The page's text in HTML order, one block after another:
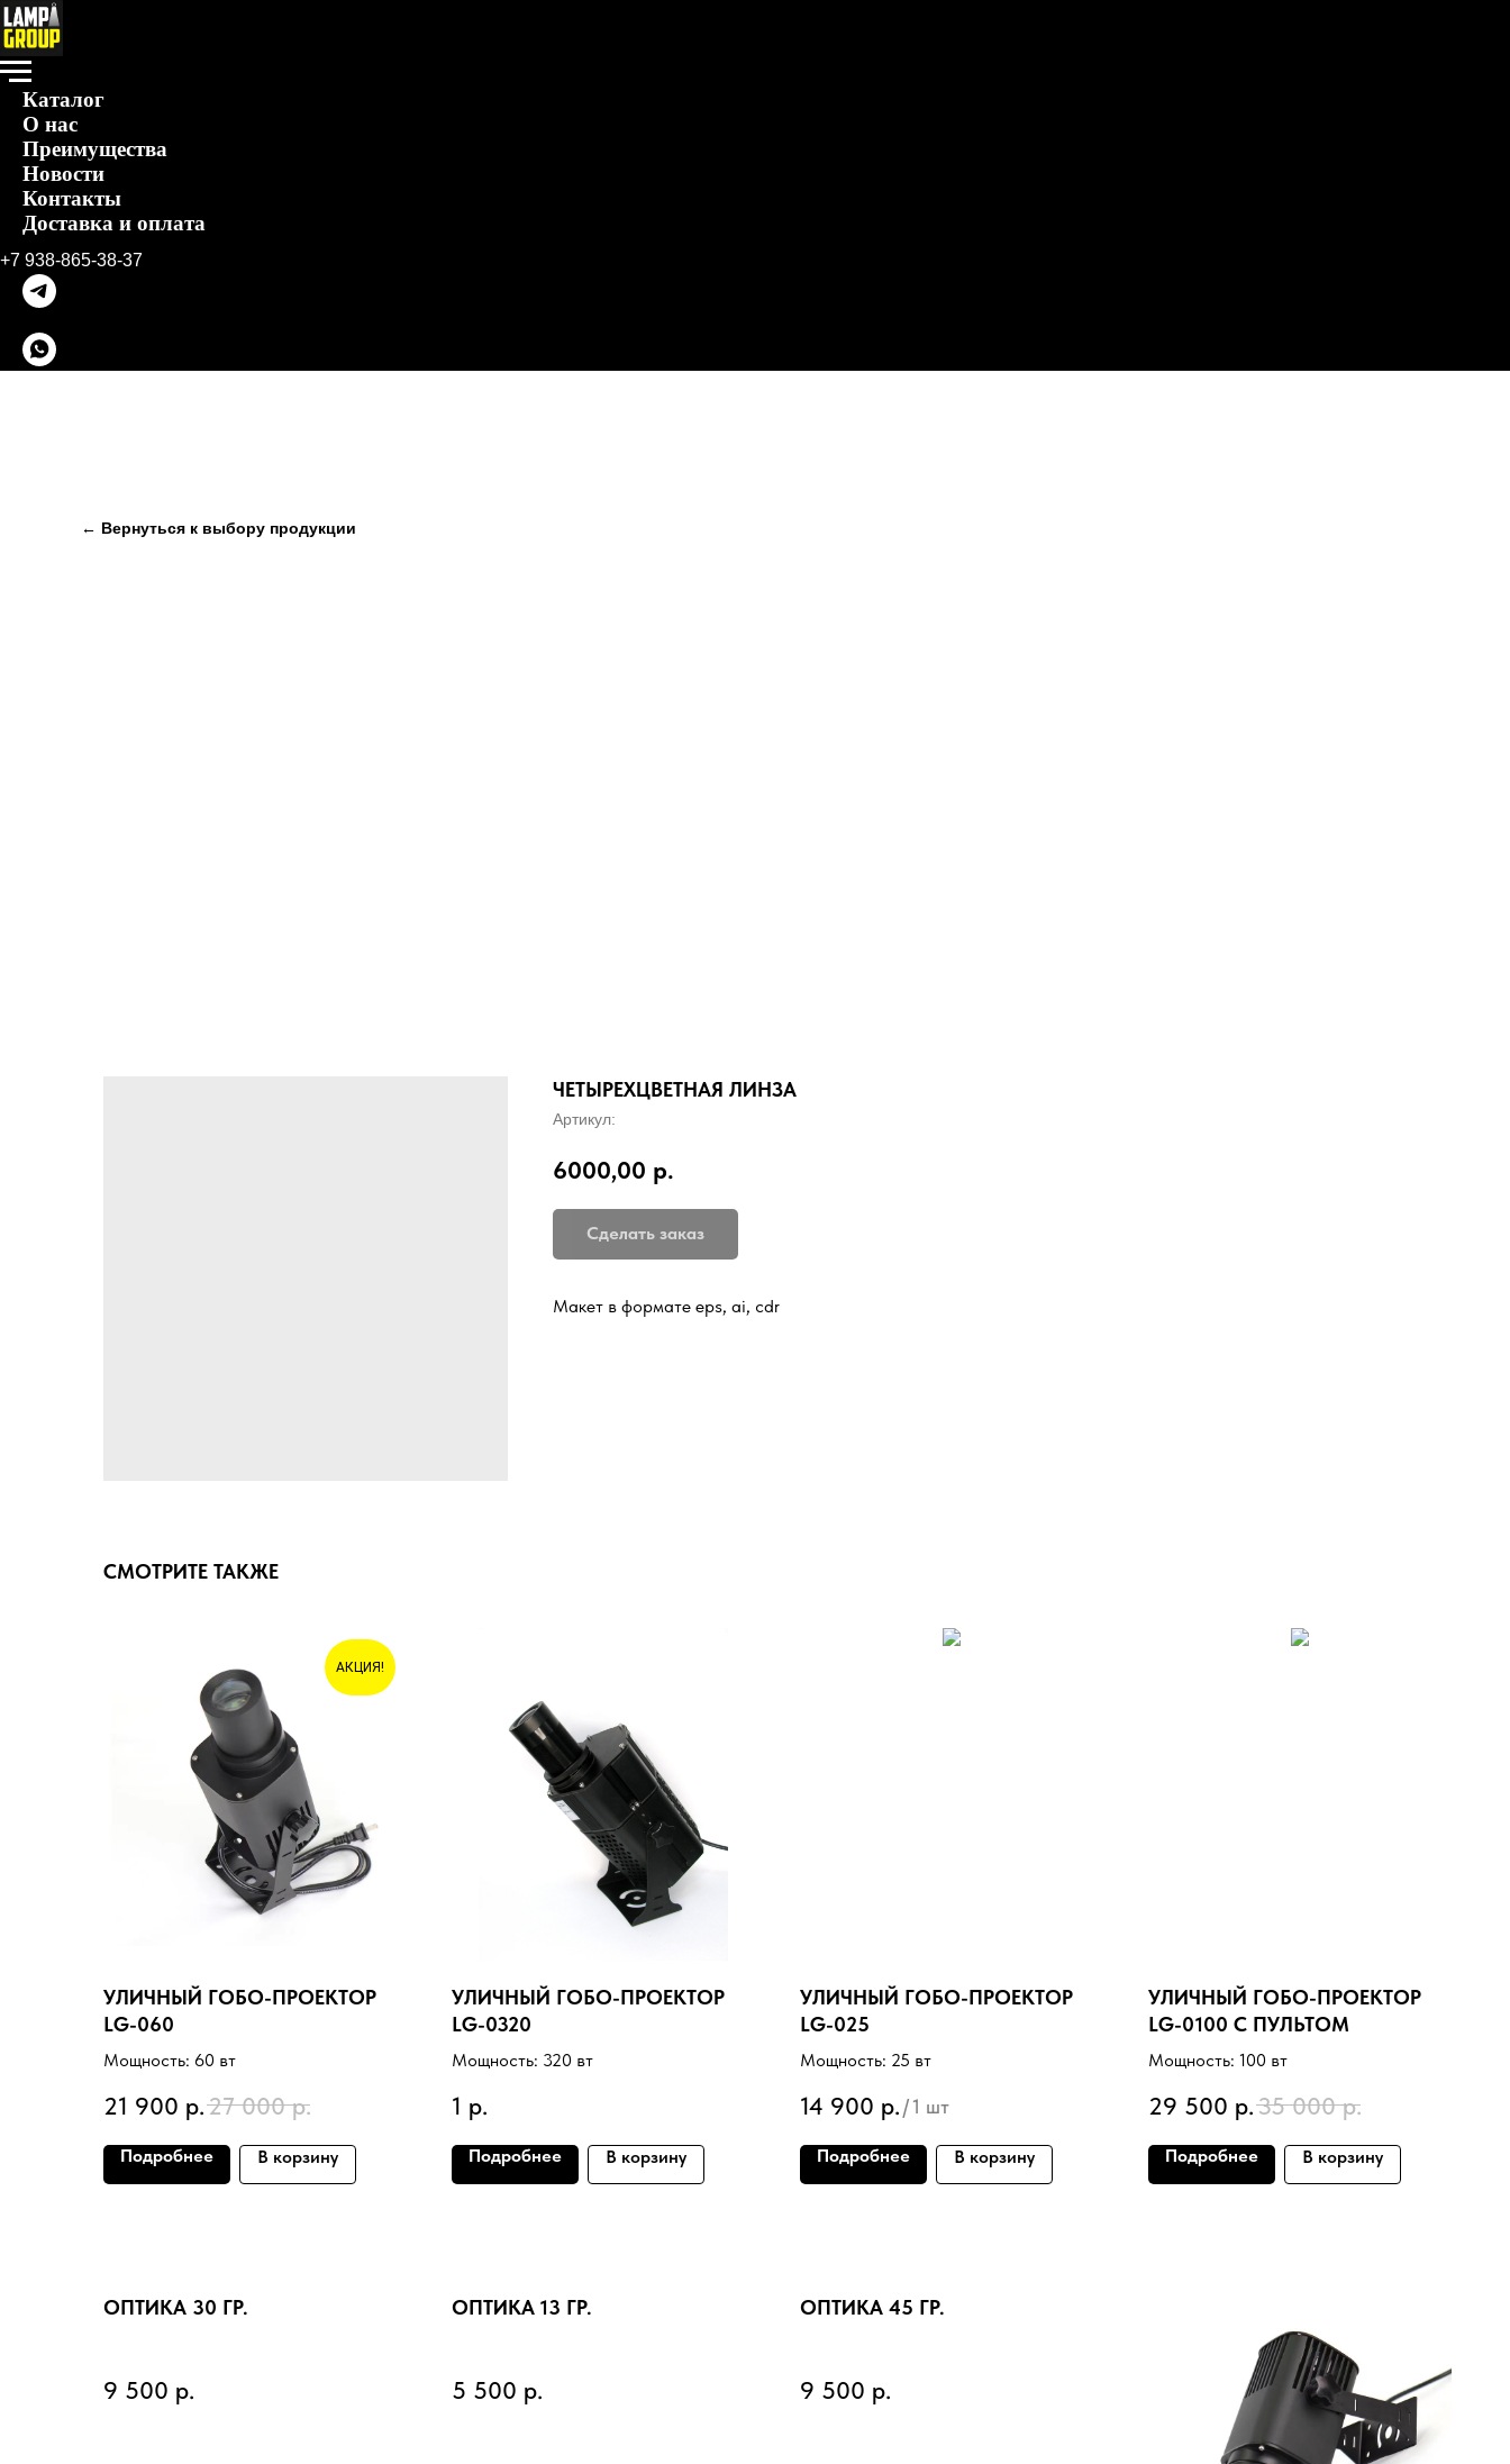
Каталог
О нас
Преимущества
Новости
Контакты
Доставка и оплата
+7 938-865-38-37
← Вернуться к выбору продукции
ЧЕТЫРЕХЦВЕТНАЯ ЛИНЗА
Артикул:
6000,00 р.
Сделать заказ
Макет в формате eps, ai, cdr
СМОТРИТЕ ТАКЖЕ
АКЦИЯ!
УЛИЧНЫЙ ГОБО-ПРОЕКТОР
LG-060
Мощность: 60 вт
21 900 р.27 000 р.
Подробнее В корзину
УЛИЧНЫЙ ГОБО-ПРОЕКТОР
LG-0320
Мощность: 320 вт
1 р.
Подробнее В корзину
УЛИЧНЫЙ ГОБО-ПРОЕКТОР
LG-025
Мощность: 25 вт
14 900 р./1 шт
Подробнее В корзину
УЛИЧНЫЙ ГОБО-ПРОЕКТОР
LG-0100 С ПУЛЬТОМ
Мощность: 100 вт
29 500 р.35 000 р.
Подробнее В корзину
ОПТИКА 30 ГР.
9 500 р.
ОПТИКА 13 ГР.
5 500 р.
ОПТИКА 45 ГР.
9 500 р.